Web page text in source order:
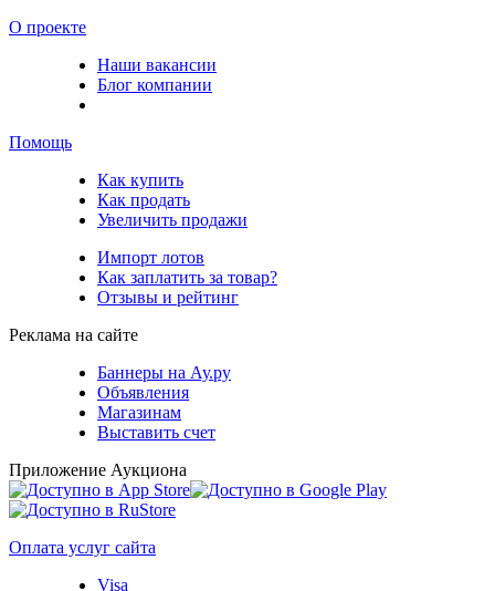
О проекте
Наши вакансии
Блог компании
Помощь
Как купить
Как продать
Увеличить продажи
Импорт лотов
Как заплатить за товар?
Отзывы и рейтинг
Реклама на сайте
Баннеры на Ау.ру
Объявления
Магазинам
Выставить счет
Приложение Аукциона
Оплата услуг сайта
Visa